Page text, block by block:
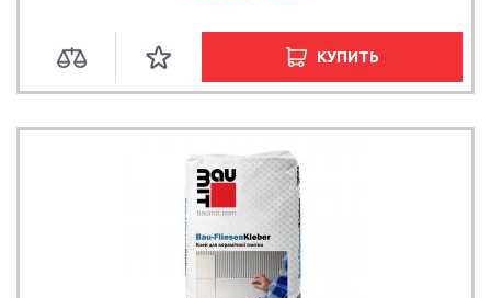
КУПИТЬ